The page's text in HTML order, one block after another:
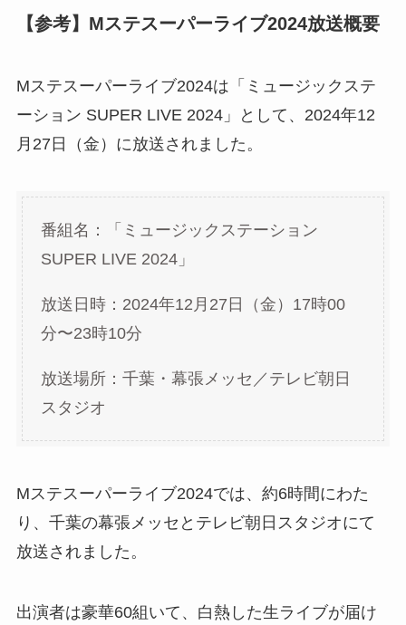
【参考】Mステスーパーライブ2024放送概要
Mステスーパーライブ2024は「ミュージックステ
ーション SUPER LIVE 2024」として、2024年12
月27日（金）に放送されました。
番組名：「ミュージックステーション
SUPER LIVE 2024」
放送日時：2024年12月27日（金）17時00
分〜23時10分
放送場所：千葉・幕張メッセ／テレビ朝日
スタジオ
Mステスーパーライブ2024では、約6時間にわた
り、千葉の幕張メッセとテレビ朝日スタジオにて
放送されました。
出演者は豪華60組いて、白熱した生ライブが届け